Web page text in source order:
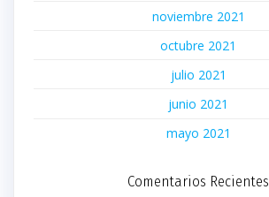
noviembre 2021
octubre 2021
julio 2021
junio 2021
mayo 2021
Comentarios Recientes